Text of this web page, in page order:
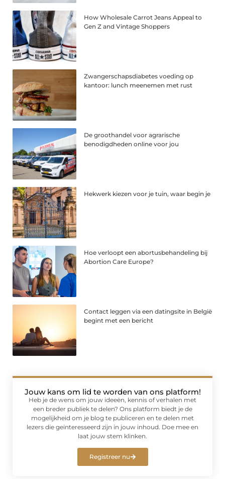
How Wholesale Carrot Jeans Appeal to
Gen Z and Vintage Shoppers
Zwangerschapsdiabetes voeding op
kantoor: lunch meenemen met rust
De groothandel voor agrarische
benodigdheden online voor jou
Hekwerk kiezen voor je tuin, waar begin je
Hoe verloopt een abortusbehandeling bij
Abortion Care Europe?
Contact leggen via een datingsite in België
begint met een bericht
Jouw kans om lid te worden van ons platform!
Heb je de wens om jouw ideeën, kennis of verhalen met
een breder publiek te delen? Ons platform biedt je de
mogelijkheid om je blog te publiceren en te delen met
lezers die geïnteresseerd zijn in jouw inhoud. Doe mee en
laat jouw stem klinken.
Registreer nu